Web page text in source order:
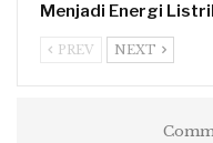
Menjadi Energi
PREV NEXT